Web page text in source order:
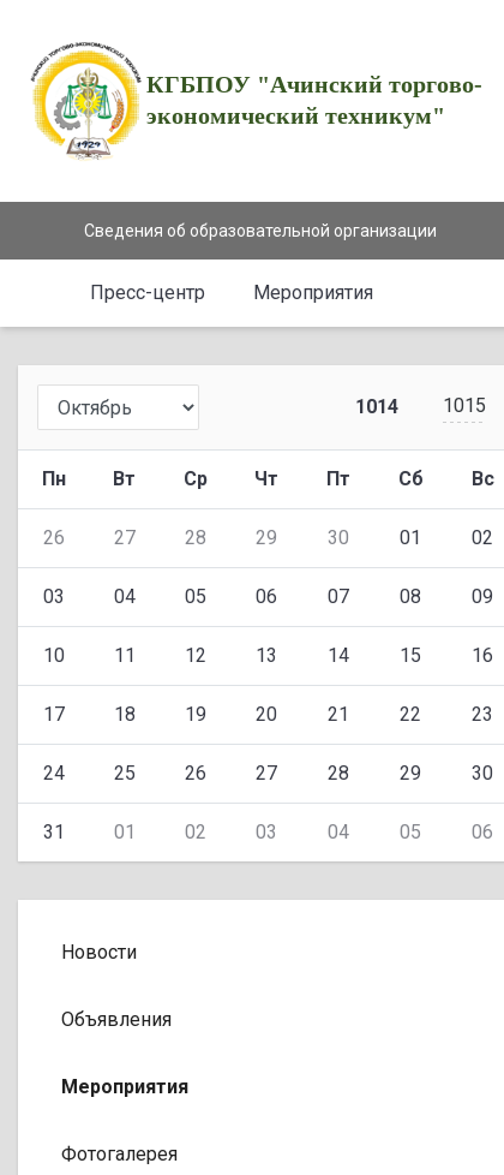
КГБПОУ "Ачинский торгово-
экономический техникум"
Сведения об образовательной организации
Пресс-центр Мероприятия
1014 1015
Пн Вт Ср Чт Пт Сб Вс
26 27 28 29 30 01 02
03 04 05 06 07 08 09
10 11 12 13 14 15 16
17 18 19 20 21 22 23
24 25 26 27 28 29 30
31 01 02 03 04 05 06
Новости
Объявления
Мероприятия
Фотогалерея